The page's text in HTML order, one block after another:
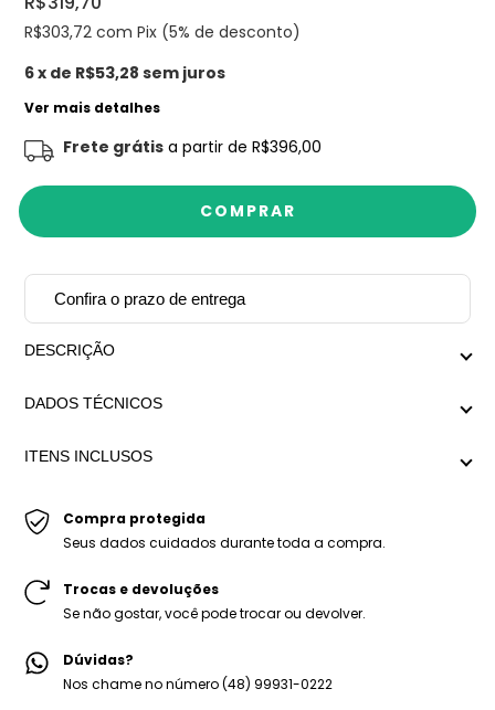
R$303,72 com Pix (5% de desconto)
6x de R$53,28 sem juros
Ver mais detalhes
Frete grátis a partir de R$396,00
Confira o prazo de entrega
DESCRIÇÃO
central em formato de gota, no mix de banhos prata e
DADOS TÉCNICOS
42cm x Maior regulagem 50cm
ITENS INCLUSOS
1x Embalagem personalizada Mariana Dias.
Compra protegida
Seus dados cuidados durante toda a compra.
Trocas e devoluções
Se não gostar, você pode trocar ou devolver.
Dúvidas?
Nos chame no número (48) 99931-0222